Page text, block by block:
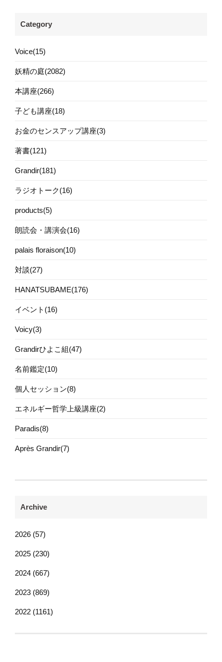
Category
Voice(15)
妖精の庭(2082)
本講座(266)
子ども講座(18)
お金のセンスアップ講座(3)
著書(121)
Grandir(181)
ラジオトーク(16)
products(5)
朗読会・講演会(16)
palais floraison(10)
対談(27)
HANATSUBAME(176)
イベント(16)
Voicy(3)
Grandirひよこ組(47)
名前鑑定(10)
個人セッション(8)
エネルギー哲学上級講座(2)
Paradis(8)
Après Grandir(7)
Archive
2026 (57)
2025 (230)
2024 (667)
2023 (869)
2022 (1161)